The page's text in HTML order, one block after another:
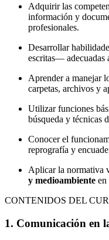
Adquirir las
información y
profesionales.
Desarrollar
escritas— adecuadas
Aprender a manejar
carpetas, archivos y
Utilizar funciones
búsqueda y técnicas
Conocer el
reprografía y
Aplicar la normativa
y medioambiente en
CONTENIDOS DEL
1. Comunicación en